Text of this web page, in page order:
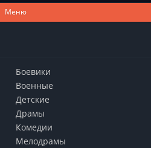
Меню
Боевики
Военные
Детские
Драмы
Комедии
Мелодрамы